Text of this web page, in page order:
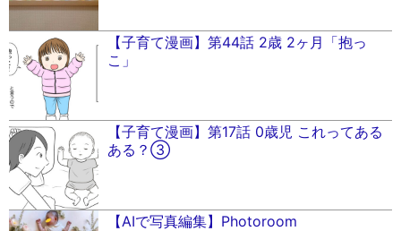
【子育て漫画】第44話 2歳 2ヶ月「抱っ
こ」
【子育て漫画】第17話 0歳児 これってある
ある？③
【AIで写真編集】Photoroom